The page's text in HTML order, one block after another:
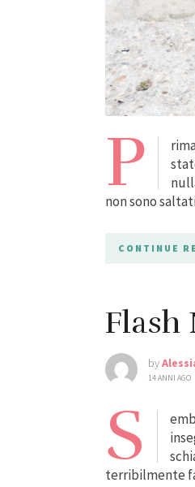
P
non sono
CONTINUE
Flash
by
14 ANNI AGO
S
terribilmente